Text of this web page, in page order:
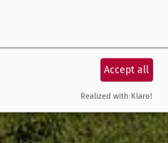
Accept all
Realized with Klaro!